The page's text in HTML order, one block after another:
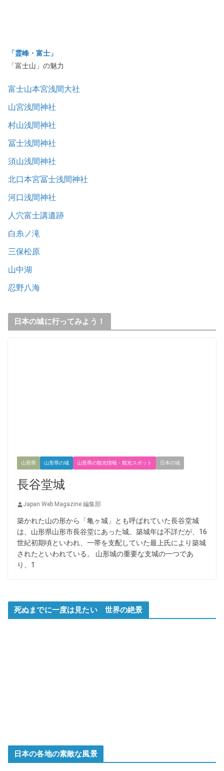
「霊峰・富士」
「富士山」の魅力
富士山本宮浅間大社
山宮浅間神社
村山浅間神社
冨士浅間神社
須山浅間神社
北口本宮冨士浅間神社
河口浅間神社
人穴富士講遺跡
白糸ノ滝
三保松原
山中湖
忍野八海
日本の城に行ってみよう！
山形県 山形県の城 山形県の観光情報・観光スポット 日本の城
長谷堂城
Japan Web Magazine 編集部
築かれた山の形から「亀ヶ城」とも呼ばれていた長谷堂城
は、山形県山形市長谷堂にあった城。築城年は不詳だが、16
世紀初期頃といわれ、一帯を支配していた最上氏により築城
されたといわれている。 山形城の重要な支城の一つであ
り、1
死ぬまでに一度は見たい 世界の絶景
日本の各地の素敵な風景